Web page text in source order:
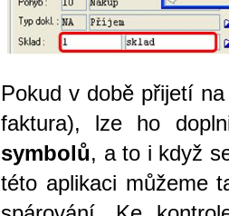
Pokud v době přijetí
faktura), lze ho
symbolů, a to i když
této aplikaci můžeme